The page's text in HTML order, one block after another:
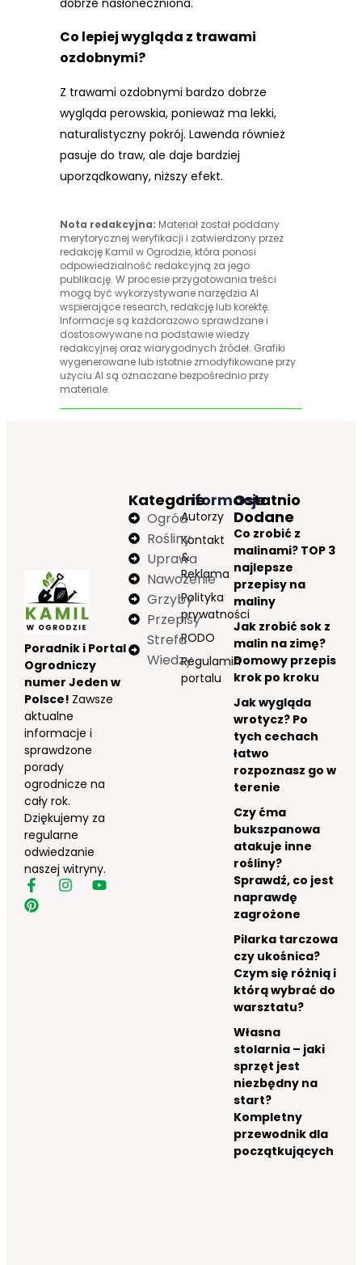
dobrze nasłoneczniona.
Co lepiej wygląda z trawami
ozdobnymi?
Z trawami ozdobnymi bardzo dobrze
wygląda perowskia, ponieważ ma lekki,
naturalistyczny pokrój. Lawenda również
pasuje do traw, ale daje bardziej
uporządkowany, niższy efekt.
Nota redakcyjna: Materiał został poddany
merytorycznej weryfikacji i zatwierdzony przez
redakcję Kamil w Ogrodzie, która ponosi
odpowiedzialność redakcyjną za jego
publikację. W procesie przygotowania treści
mogą być wykorzystywane narzędzia AI
wspierające research, redakcję lub korektę.
Informacje są każdorazowo sprawdzane i
dostosowywane na podstawie wiedzy
redakcyjnej oraz wiarygodnych źródeł. Grafiki
wygenerowane lub istotnie zmodyfikowane przy
użyciu AI są oznaczane bezpośrednio przy
materiale.
Poradnik i Portal
Ogrodniczy
numer Jeden w
Polsce! Zawsze
aktualne
informacje i
sprawdzone
porady
ogrodnicze na
cały rok.
Dziękujemy za
regularne
odwiedzanie
naszej witryny.
Informacje
Autorzy
Kontakt
&
Reklama
Polityka
prywatności
RODO
Regulamin
portalu
Kategorie
Ogród
Rośliny
Uprawa
Nawożenie
Grzyby
Przepisy
Strefa
Wiedzy
Ostatnio
Dodane
Co zrobić z
malinami? TOP 3
najlepsze
przepisy na
maliny
Jak zrobić sok z
malin na zimę?
Domowy przepis
krok po kroku
Jak wygląda
wrotycz? Po
tych cechach
łatwo
rozpoznasz go w
terenie
Czy ćma
bukszpanowa
atakuje inne
rośliny?
Sprawdź, co jest
naprawdę
zagrożone
Pilarka tarczowa
czy ukośnica?
Czym się różnią i
którą wybrać do
warsztatu?
Własna
stolarnia – jaki
sprzęt jest
niezbędny na
start?
Kompletny
przewodnik dla
początkujących